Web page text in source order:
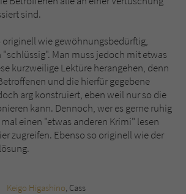
sind.
originell wie gewöhnungsbedürftig,
Man muss jedoch mit etwas
kurzweilige Lektüre herangehen, denn
und die hierfür gegebene
arg konstruiert, eben weil nur so die
kann. Dennoch, wer es gerne ruhig
einen "etwas anderen Krimi" lesen
zugreifen. Ebenso so originell wie der
Keigo Higashino , Cass